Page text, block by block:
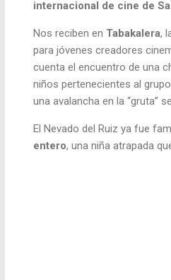
internacional de cine de
Nos reciben en Tabakalera,
para jóvenes creadores
cuenta el encuentro de una
niños pertenecientes al
una avalancha en la “gruta”
El Nevado del Ruiz ya fue
entero, una niña atrapada